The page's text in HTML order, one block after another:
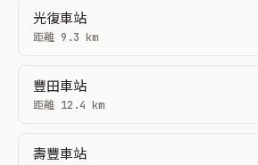
光復車站
距離 9.3 km
豐田車站
距離 12.4 km
壽豐車站